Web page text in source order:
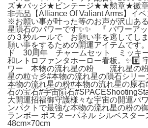
ズ★バッジ★ビンテージ★★勲章★徽章
非売品【Alliance Of Valiant Arms】イベ
※お願い事が叶った等のお声が沢山あ
星隕石のパワーです✨✨ 『 パワーア
の３秒ルールで お願い事を逃してし
願い事をするための開運アイテムです
ド 30周年 チャームセット ミッキー
和レトロファンタホーロー看板。✨#️⃣
ワー 本物の流れ星の粉 流れ星の
星の粒☆彡#本物の流れ星の
本物の流れ星の粉#本物の流れ星の原
石の宝石#宇宙隕石
大開運招福御守護様々な宇宙の開運パ
ンパクトで最強な本物の流れ星の粉の
ランボー ポスターパネル シルベスター
48cm×70cm